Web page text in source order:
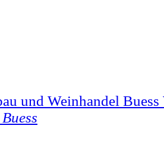
und Weinhandel
Buess